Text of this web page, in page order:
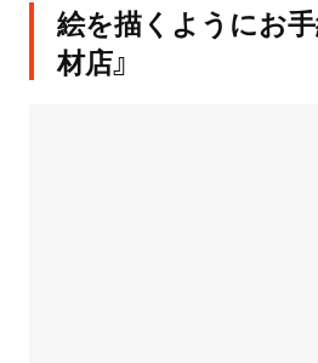
絵を描くようにお
材店』